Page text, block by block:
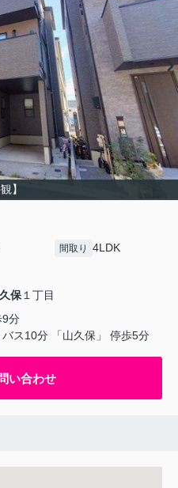
】
間取り 4LDK
保１丁目
9分
バス10分 「山久保」 停歩5分
い合わせ